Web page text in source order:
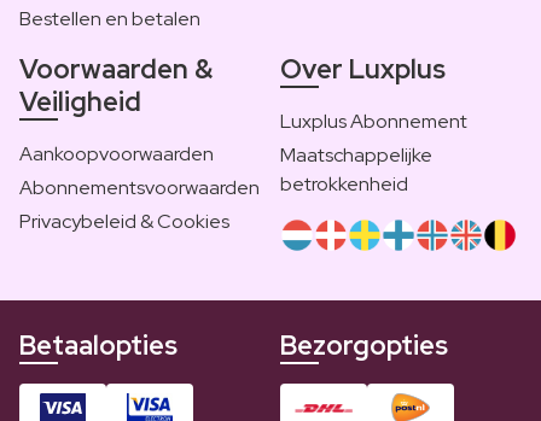
Bestellen en betalen
Voorwaarden &
Veiligheid
Aankoopvoorwaarden
Abonnementsvoorwaarden
Privacybeleid & Cookies
Over Luxplus
Luxplus Abonnement
Maatschappelijke
betrokkenheid
Betaalopties Bezorgopties